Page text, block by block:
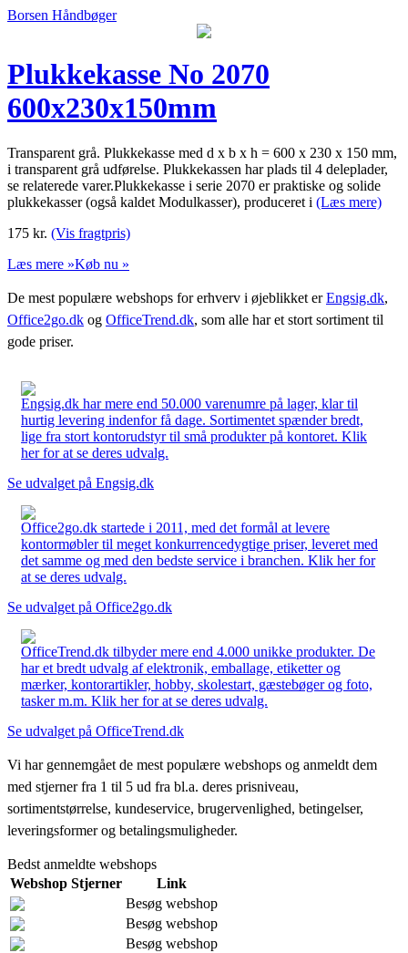
Borsen Håndbøger
Plukkekasse No 2070
600x230x150mm
Transparent grå. Plukkekasse med d x b x h = 600 x 230 x 150 mm,
i transparent grå udførelse. Plukkekassen har plads til 4 deleplader,
se relaterede varer.Plukkekasse i serie 2070 er praktiske og solide
plukkekasser (også kaldet Modulkasser), produceret i (Læs mere)
175 kr. (Vis fragtpris)
Læs mere »Køb nu »
De mest populære webshops for erhverv i øjeblikket erEngsig.dk,
Office2go.dk og OfficeTrend.dk, som alle har et stort sortiment til
gode priser.
Engsig.dk har mere end 50.000 varenumre på lager, klar til
hurtig levering indenfor få dage. Sortimentet spænder bredt,
lige fra stort kontorudstyr til små produkter på kontoret. Klik
her for at se deres udvalg.
Se udvalget på Engsig.dk
Office2go.dk startede i 2011, med det formål at levere
kontormøbler til meget konkurrencedygtige priser, leveret med
det samme og med den bedste service i branchen. Klik her for
at se deres udvalg.
Se udvalget på Office2go.dk
OfficeTrend.dk tilbyder mere end 4.000 unikke produkter. De
har et bredt udvalg af elektronik, emballage, etiketter og
mærker, kontorartikler, hobby, skolestart, gæstebøger og foto,
tasker m.m. Klik her for at se deres udvalg.
Se udvalget på OfficeTrend.dk
Vi har gennemgået de mest populære webshops og anmeldt dem
med stjerner fra 1 til 5 ud fra bl.a. deres prisniveau,
sortimentstørrelse, kundeservice, brugervenlighed, betingelser,
leveringsformer og betalingsmuligheder.
Bedst anmeldte webshops
Webshop Stjerner
Link
Besøg webshop
Besøg webshop
Besøg webshop